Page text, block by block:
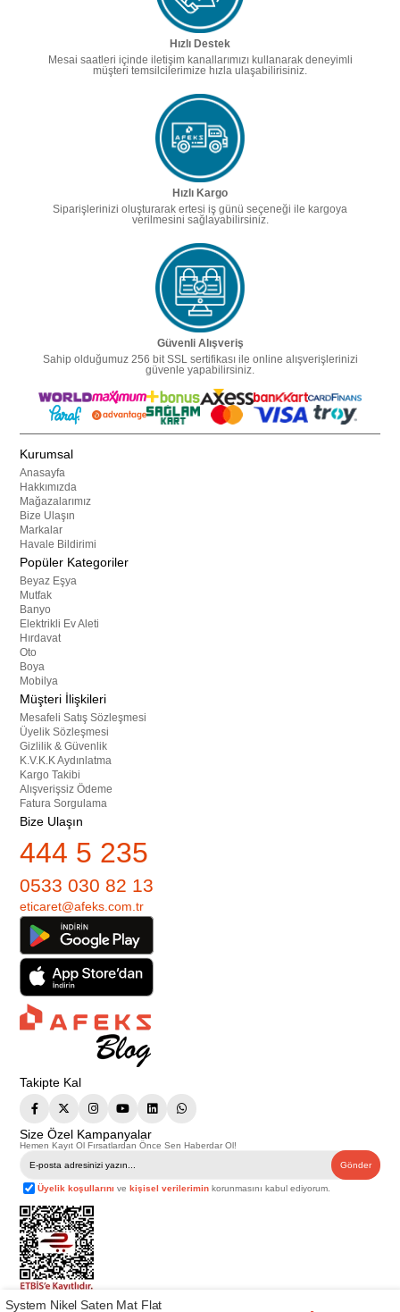
Hızlı Destek
Mesai saatleri içinde iletişim kanallarımızı kullanarak deneyimli
müşteri temsilcilerimize hızla ulaşabilirisiniz.
Hızlı Kargo
Siparişlerinizi oluşturarak ertesi iş günü seçeneği ile kargoya
verilmesini sağlayabilirsiniz.
Güvenli Alışveriş
Sahip olduğumuz 256 bit SSL sertifikası ile online alışverişlerinizi
güvenle yapabilirsiniz.
Kurumsal
Anasayfa
Hakkımızda
Mağazalarımız
Bize Ulaşın
Markalar
Havale Bildirimi
Popüler Kategoriler
Beyaz Eşya
Mutfak
Banyo
Elektrikli Ev Aleti
Hırdavat
Oto
Boya
Mobilya
Müşteri İlişkileri
Mesafeli Satış Sözleşmesi
Üyelik Sözleşmesi
Gizlilik & Güvenlik
K.V.K.K Aydınlatma
Kargo Takibi
Alışverişsiz Ödeme
Fatura Sorgulama
Bize Ulaşın
444 5 235
0533 030 82 13
eticaret@afeks.com.tr
Takipte Kal
Size Özel Kampanyalar
Hemen Kayıt Ol Fırsatlardan Önce Sen Haberdar Ol!
Gönder
Üyelik koşullarını vekişisel verilerimin korunmasını kabul ediyorum.
System Nikel Saten Mat Flat